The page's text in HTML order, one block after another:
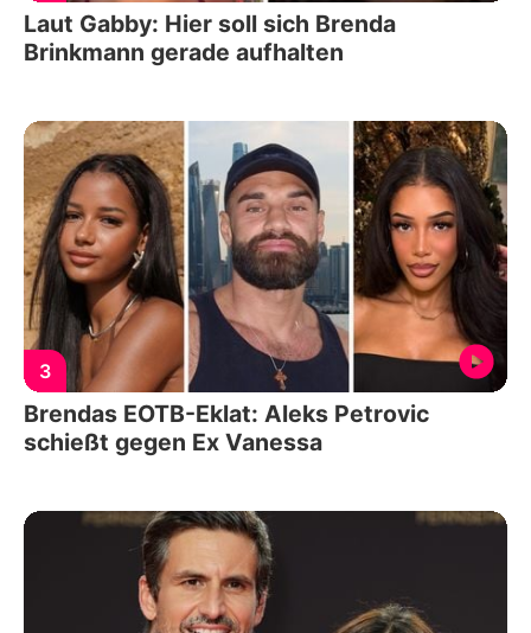
Laut Gabby: Hier soll sich Brenda
Brinkmann gerade aufhalten
3
Brendas EOTB-Eklat: Aleks Petrovic
schießt gegen Ex Vanessa